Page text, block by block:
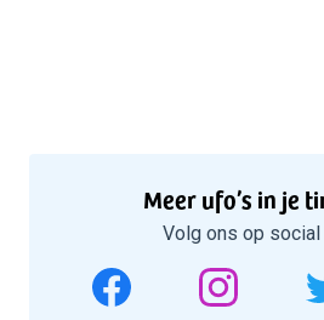
Meer ufo’s in je
Volg ons op social